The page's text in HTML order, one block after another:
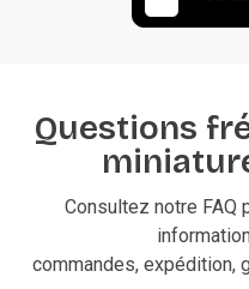
Questions
Consultez notre FAQ
commandes, expédition,